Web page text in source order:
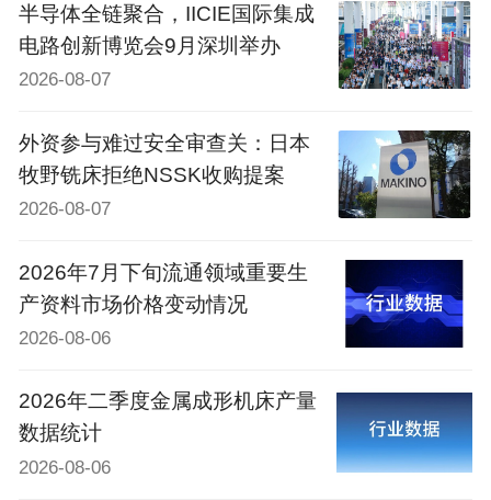
半导体全链聚合，IICIE国际集成
电路创新博览会9月深圳举办
2026-08-07
外资参与难过安全审查关：日本
牧野铣床拒绝NSSK收购提案
2026-08-07
2026年7月下旬流通领域重要生
产资料市场价格变动情况
2026-08-06
2026年二季度金属成形机床产量
数据统计
2026-08-06